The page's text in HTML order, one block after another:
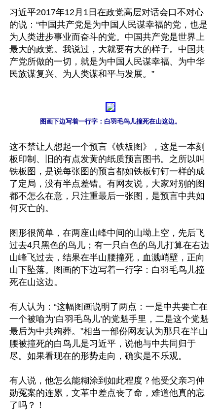
习近平2017年12月1日在政党高层对话会口不对心
的说：“中国共产党是为中国人民谋幸福的党，也是
为人类进步事业而奋斗的党。中国共产党是世界上
最大的政党。我说过，大就要有大的样子。中国共
产党所做的一切，就是为中国人民谋幸福、为中华
民族谋复兴、为人类谋和平与发展。”
图画下边写着一行字：白羽毛鸟儿撞死在山这边。
这不禁让人想起一个预言《铁板图》，这是一本刻
板印制、旧的有点发黄的纸质预言图书。之所以叫
铁板图，是说每张图的预言都如铁板钉钉一样的成
了定局，没有半点差错。有网友说，大家对别的图
都不怎么在意，只注重最后一张图，是预言中共如
何灭亡的。
图形很简单，在两座山峰中间的山坳上空，先后飞
过去4只黑色的鸟儿；有一只白色的鸟儿打算在右边
山峰飞过去，结果在半山腰撞死，血溅峭壁，正向
山下坠落。图画的下边写着一行字：白羽毛鸟儿撞
死在山这边。
有人认为：“这幅图画说明了两点：一是中共要亡在
一个被喻为‘白羽毛鸟儿’的党魁手里，二是这个党魁
最后为中共殉葬。”相当一部份网友认为那只在半山
腰被撞死的白鸟儿是习近平，说他与中共同归于
尽。如果看现在的形势走向，确实是不乐观。
有人说，他怎么能糊涂到如此程度？他受父亲习仲
勋冤案的连累，文革中差点丧了命，难道他真的忘
了吗？！